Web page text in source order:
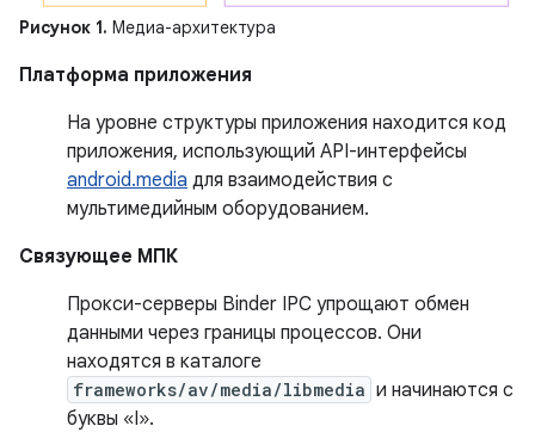
Рисунок 1. Медиа-архитектура
Платформа приложения
На уровне структуры приложения находится код
приложения, использующий API-интерфейсы
android.media для взаимодействия с
мультимедийным оборудованием.
Связующее МПК
Прокси-серверы Binder IPC упрощают обмен
данными через границы процессов. Они
находятся в каталоге
frameworks/av/media/libmedia и начинаются с
буквы «I».